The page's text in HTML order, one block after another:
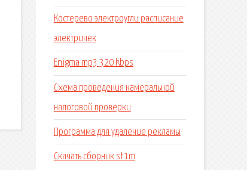
Костерево электроугли расписание
электричек
Enigma mp3 320 kbps
Схема проведения камеральной
налоговой проверки
Программа для удаление рекламы
Скачать сборник st1m